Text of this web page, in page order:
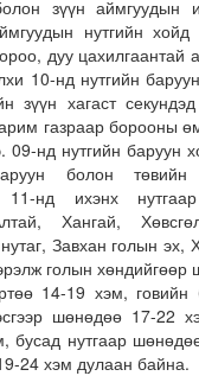
зүүн аймгуудын
нутгийн
дуу цахилгаантай
10-нд нутгийн
зүүн хагаст
газраар борооны
09-нд нутгийн баруун
болон төвийн
11-нд ихэнх
Хангай,
Завхан голын эх,
голын хөндийгөөр
14-19 хэм, говийн
шөнөдөө 17-22
бусад нутгаар
24 хэм дулаан байна.